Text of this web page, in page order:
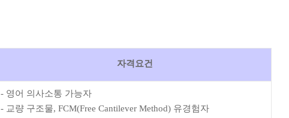
자격요건
- 영어 의사소통 가능자
- 교량 구조물, FCM(Free Cantilever Method) 유경험자